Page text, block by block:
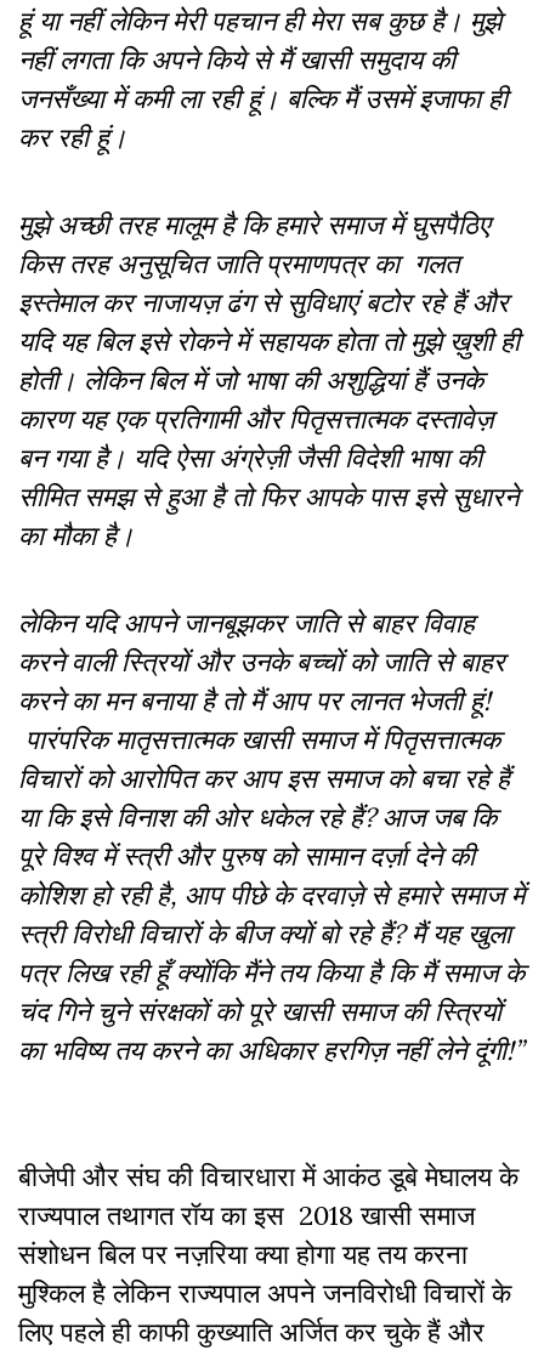
हूं या नहीं लेकिन मेरी पहचान ही मेरा सब कुछ है। मुझे
नहीं लगता कि अपने किये से मैं खासी समुदाय की
जनसँख्या में कमी ला रही हूं। बल्कि मैं उसमें इजाफा ही
कर रही हूं।
मुझे अच्छी तरह मालूम है कि हमारे समाज में घुसपैठिए
किस तरह अनुसूचित जाति प्रमाणपत्र का गलत
इस्तेमाल कर नाजायज़ ढंग से सुविधाएं बटोर रहे हैं और
यदि यह बिल इसे रोकने में सहायक होता तो मुझे ख़ुशी ही
होती। लेकिन बिल में जो भाषा की अशुद्धियां हैं उनके
कारण यह एक प्रतिगामी और पितृसत्तात्मक दस्तावेज़
बन गया है। यदि ऐसा अंग्रेज़ी जैसी विदेशी भाषा की
सीमित समझ से हुआ है तो फिर आपके पास इसे सुधारने
का मौका है।
लेकिन यदि आपने जानबूझकर जाति से बाहर विवाह
करने वाली स्त्रियों और उनके बच्चों को जाति से बाहर
करने का मन बनाया है तो मैं आप पर लानत भेजती हूं!
पारंपरिक मातृसत्तात्मक खासी समाज में पितृसत्तात्मक
विचारों को आरोपित कर आप इस समाज को बचा रहे हैं
या कि इसे विनाश की ओर धकेल रहे हैं? आज जब कि
पूरे विश्व में स्त्री और पुरुष को सामान दर्ज़ा देने की
कोशिश हो रही है, आप पीछे के दरवाज़े से हमारे समाज में
स्त्री विरोधी विचारों के बीज क्यों बो रहे हैं? मैं यह खुला
पत्र लिख रही हूँ क्योंकि मैंने तय किया है कि मैं समाज के
चंद गिने चुने संरक्षकों को पूरे खासी समाज की स्त्रियों
का भविष्य तय करने का अधिकार हरगिज़ नहीं लेने दूंगी!”
बीजेपी और संघ की विचारधारा में आकंठ डूबे मेघालय के
राज्यपाल तथागत रॉय का इस 2018 खासी समाज
संशोधन बिल पर नज़रिया क्या होगा यह तय करना
मुश्किल है लेकिन राज्यपाल अपने जनविरोधी विचारों के
लिए पहले ही काफी कुख्याति अर्जित कर चुके हैं और